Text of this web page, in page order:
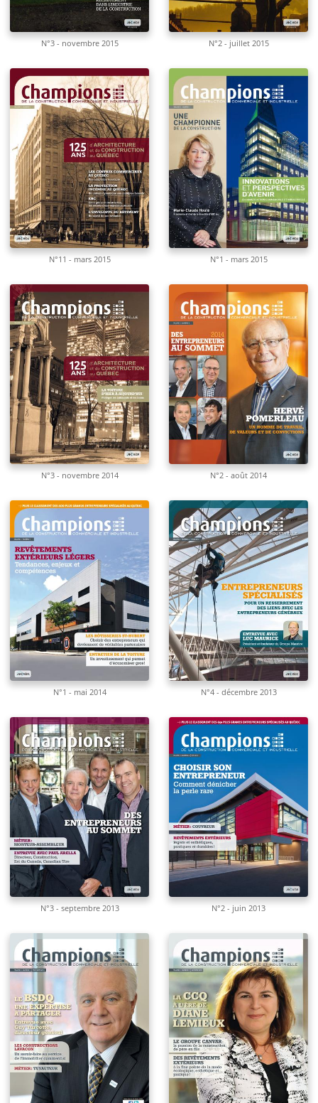
N°3 - novembre 2015 N°2 - juillet 2015
N°11 - mars 2015 N°1 - mars 2015
N°3 - novembre 2014 N°2 - août 2014
N°1 - mai 2014 N°4 - décembre 2013
N°3 - septembre 2013 N°2 - juin 2013